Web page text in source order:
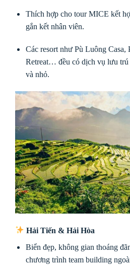
Thích hợp cho tour MICE kết
gắn kết nhân viên.
Các resort như Pù Luông Casa,
Retreat… đều có dịch vụ lưu
và nhỏ.
Hải Tiến & Hải Hòa
Biển đẹp, không gian thoáng
chương trình team building